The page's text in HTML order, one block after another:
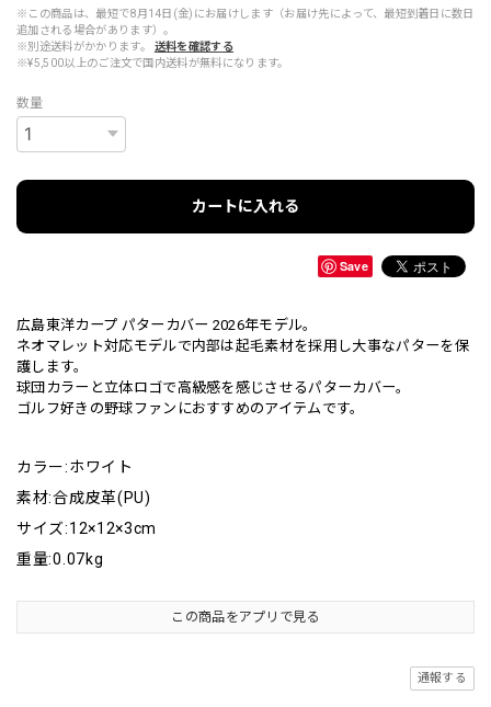
※この商品は、最短で8月14日(金)にお届けします（お届け先によって、最短到着日に数日
追加される場合があります）。
※別途送料がかかります。
送料を確認する
※¥5,500以上のご注文で国内送料が無料になります。
数量
カートに入れる
Save
広島東洋カープ パターカバー 2026年モデル。
ネオマレット対応モデルで内部は起毛素材を採用し大事なパターを保
護します。
球団カラーと立体ロゴで高級感を感じさせるパターカバー。
ゴルフ好きの野球ファンにおすすめのアイテムです。
カラー:ホワイト
素材:合成皮革(PU)
サイズ:12×12×3cm
重量:0.07kg
この商品をアプリで見る
通報する